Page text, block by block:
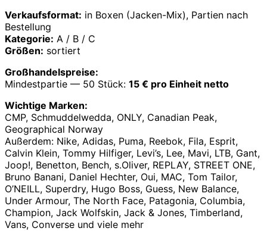
Verkaufsformat: in Boxen (Jacken-Mix), Partien nach
Bestellung
Kategorie: A / B / C
Größen: sortiert
Großhandelspreise:
Mindestpartie — 50 Stück: 15 € pro Einheit netto
Wichtige Marken:
CMP, Schmuddelwedda, ONLY, Canadian Peak,
Geographical Norway
Außerdem: Nike, Adidas, Puma, Reebok, Fila, Esprit,
Calvin Klein, Tommy Hilfiger, Levi’s, Lee, Mavi, LTB, Gant,
Joop!, Benetton, Bench, s.Oliver, REPLAY, STREET ONE,
Bruno Banani, Daniel Hechter, Oui, MAC, Tom Tailor,
O’NEILL, Superdry, Hugo Boss, Guess, New Balance,
Under Armour, The North Face, Patagonia, Columbia,
Champion, Jack Wolfskin, Jack & Jones, Timberland,
Vans, Converse und viele mehr